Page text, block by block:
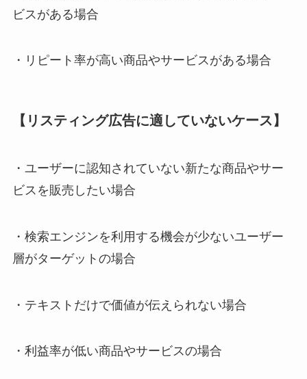
ビスがある場合
・リピート率が高い商品やサービスがある場合
【リスティング広告に適していないケース】
・ユーザーに認知されていない新たな商品やサー
ビスを販売したい場合
・検索エンジンを利用する機会が少ないユーザー
層がターゲットの場合
・テキストだけで価値が伝えられない場合
・利益率が低い商品やサービスの場合